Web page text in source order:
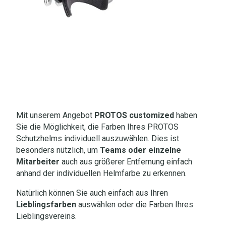
Mit unserem Angebot PROTOS customized haben
Sie die Möglichkeit, die Farben Ihres PROTOS
Schutzhelms individuell auszuwählen. Dies ist
besonders nützlich, um Teams oder einzelne
Mitarbeiter auch aus größerer Entfernung einfach
anhand der individuellen Helmfarbe zu erkennen.
Natürlich können Sie auch einfach aus Ihren
Lieblingsfarben auswählen oder die Farben Ihres
Lieblingsvereins.